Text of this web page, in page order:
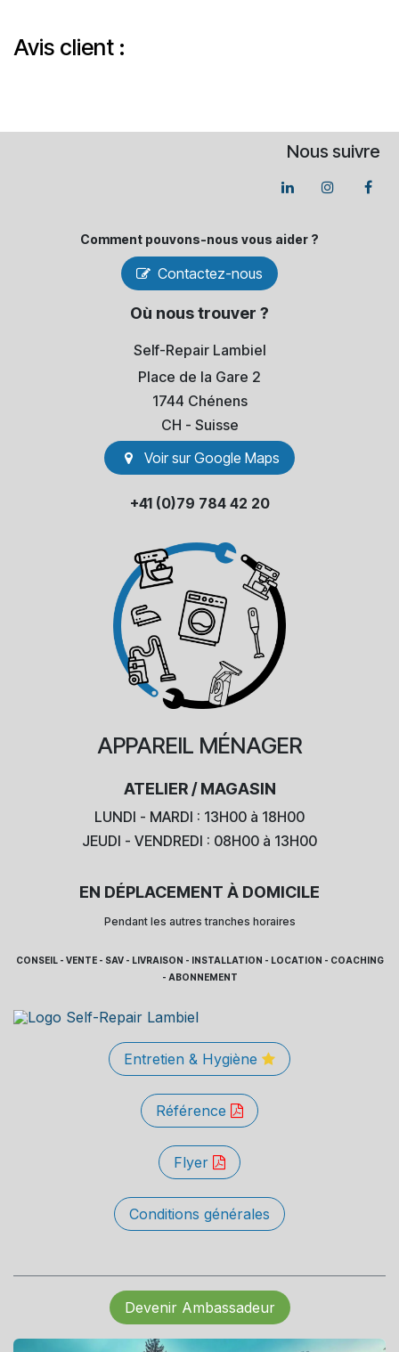
Avis client :
Nous suivre
Comment pouvons-​nous vous aider ?
Contactez-nous
Où nous trouver ?
Self-Repair Lambiel
Place de la Gare 2
1744 Chénens
​CH - Suisse
Voir sur Go​​ogle Maps
+41 (0)79 784 42 20
APPAREIL MÉNAGER
ATELIER / MAGASIN
LUNDI - MARDI : 13H00 à 18H00
JEUDI - VENDREDI : 08H00 à 13H00
EN DÉPLACEMENT À DOMICILE
Pendant les autres tranches horaires
CONSEIL - VENTE - SAV - LIVRAISON - INSTALLATION - LOCATION - COACHING
- ABONNEMENT
Entretien & Hygiène
Référence
Flyer
Conditions générales
Devenir Ambassadeur